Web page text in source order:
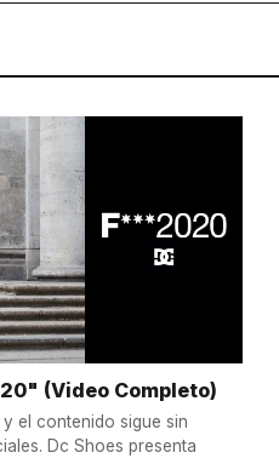
(Video Completo)
el contenido sigue sin
Dc Shoes presenta